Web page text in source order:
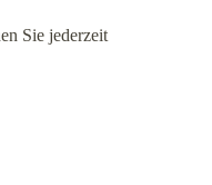
Sie jederzeit